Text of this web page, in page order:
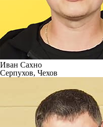
Иван Сахно
Серпухов, Чехов